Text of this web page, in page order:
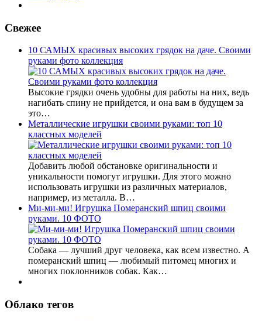
Свежее
10 САМЫХ красивых высоких грядок на даче. Своими
руками фото коллекция
Высокие грядки очень удобны для работы на них, ведь
нагибать спину не прийдется, и она вам в будущем за
это…
Металлические игрушки своими руками: топ 10
классных моделей
Добавить любой обстановке оригинальности и
уникальности помогут игрушки. Для этого можно
использовать игрушки из различных материалов,
например, из металла. В…
Ми-ми-ми! Игрушка Померанский шпиц своими
руками. 10 ФОТО
Собака — лучший друг человека, как всем известно. А
померанский шпиц — любимый питомец многих и
многих поклонников собак. Как…
Облако тегов